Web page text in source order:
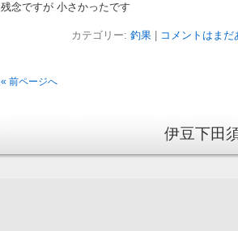
残念ですが 小さかったです
カテゴリー: 釣果| コメントはまだ
« 前ページへ
伊豆下田